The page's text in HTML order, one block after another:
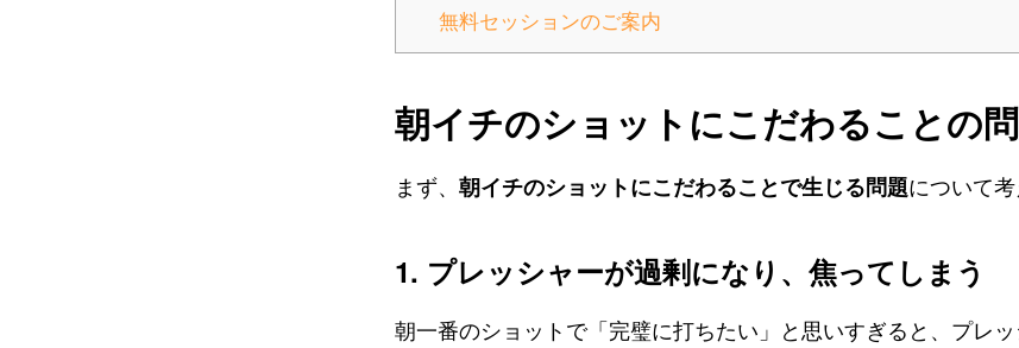
無料セッションのご案内
朝イチのショットにこだわることの
まず、 朝イチのショットにこだわることで生じる問題について考
1. プレッシャーが過剰になり、焦ってしまう
朝一番のショットで「完璧に打ちたい」と思いすぎると、プレ